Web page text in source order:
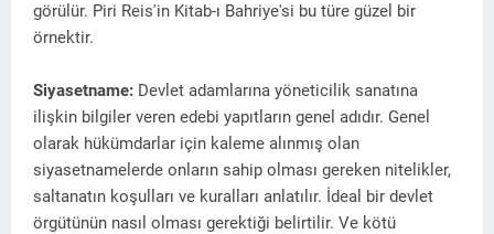
görülür. Piri Reis'in Kitab-ı Bahriye'si bu türe güzel bir
örnektir.
Siyasetname: Devlet adamlarına yöneticilik sanatına
ilişkin bilgiler veren edebi yapıtların genel adıdır. Genel
olarak hükümdarlar için kaleme alınmış olan
siyasetnamelerde onların sahip olması gereken nitelikler,
saltanatın koşulları ve kuralları anlatılır. İdeal bir devlet
örgütünün nasıl olması gerektiği belirtilir. Ve kötü